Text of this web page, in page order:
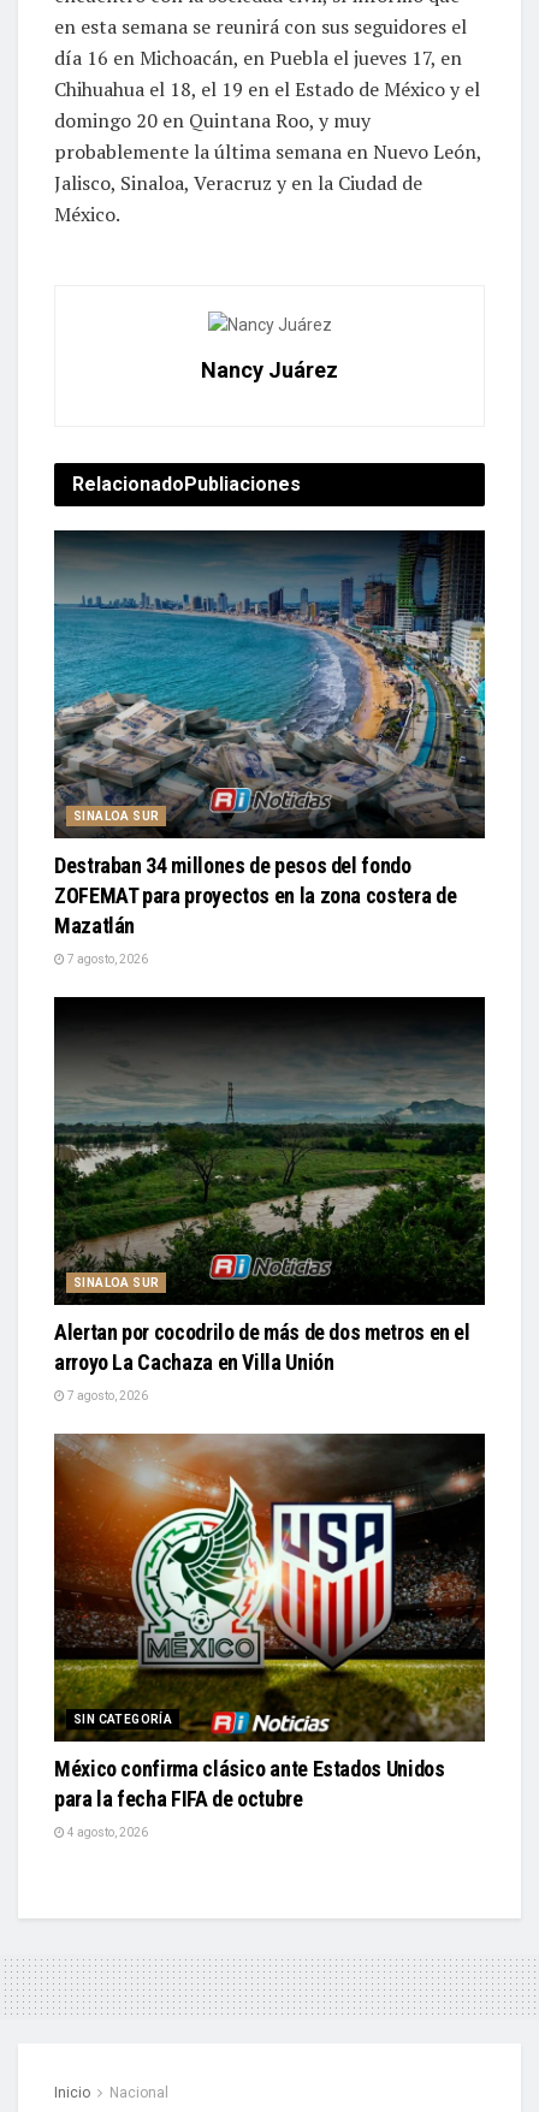
en esta semana se reunirá con sus seguidores el
día 16 en Michoacán, en Puebla el jueves 17, en
Chihuahua el 18, el 19 en el Estado de México y el
domingo 20 en Quintana Roo, y muy
probablemente la última semana en Nuevo León,
Jalisco, Sinaloa, Veracruz y en la Ciudad de
México.
Nancy Juárez
Relacionado Publiaciones
SINALOA SUR
Destraban 34 millones de pesos del fondo
ZOFEMAT para proyectos en la zona costera de
Mazatlán
7 agosto, 2026
SINALOA SUR
Alertan por cocodrilo de más de dos metros en el
arroyo La Cachaza en Villa Unión
7 agosto, 2026
SIN CATEGORÍA
México confirma clásico ante Estados Unidos
para la fecha FIFA de octubre
4 agosto, 2026
Inicio Nacional